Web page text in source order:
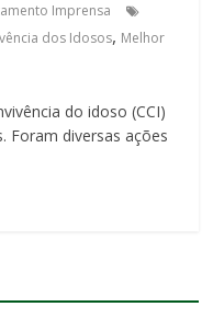
Imprensa
dos Idosos, Melhor
do idoso (CCI)
Foram diversas ações